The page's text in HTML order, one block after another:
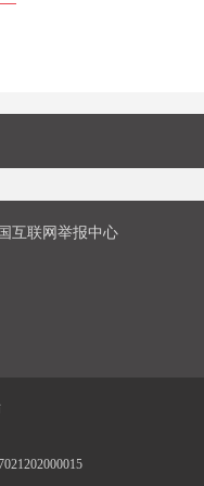
互联网举报中心